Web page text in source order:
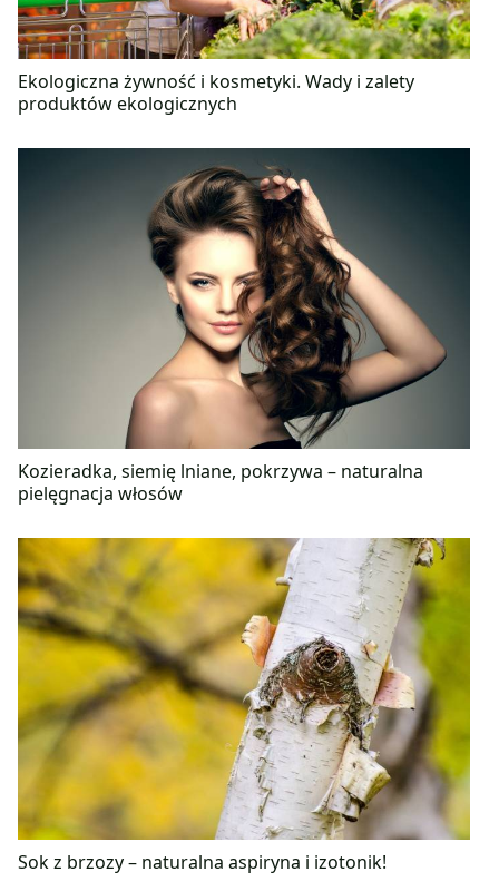
Ekologiczna żywność i kosmetyki. Wady i zalety
produktów ekologicznych
Kozieradka, siemię lniane, pokrzywa – naturalna
pielęgnacja włosów
Sok z brzozy – naturalna aspiryna i izotonik!